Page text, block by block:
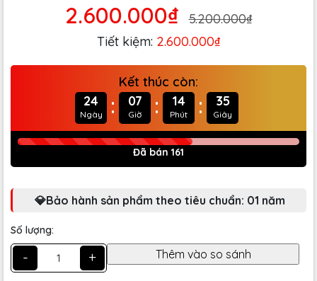
2.600.000₫
5.200.000₫
Tiết kiệm: 2.600.000₫
Kết thúc còn:
24
Ngày : 07
Giờ : 14
Phút : 34
Giây
Đã bán 161
💎Bảo hành sản phẩm theo tiêu chuẩn: 01 năm
Số lượng:
- +